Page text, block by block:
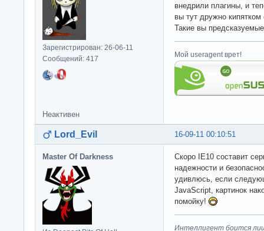
Зарегистрирован: 26-06-11
Сообщений: 417
внедрили плагины, и
вы тут дружно
Такие вы
Мой useragent врет!
Неактивен
16-09-11 00:10:51
Lord_Evil
Master Of Darkness
Скоро IE10 составит
надежности и
удивлюсь, если
JavaScript, картинок
помойку!
Интеллигент боится